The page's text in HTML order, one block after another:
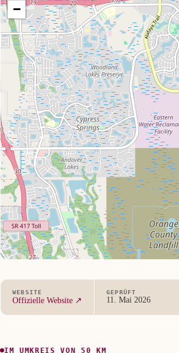
−
WEBSITE
Offizielle Website ↗
GEPRÜFT
11. Mai 2026
IM UMKREIS VON 50 KM